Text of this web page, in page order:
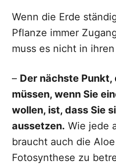
Wenn die Erde
Pflanze immer
muss es nicht in
– Der nächste Punkt,
müssen, wenn Sie
wollen, ist, dass Sie
aussetzen. Wie jede
braucht auch die
Fotosynthese zu